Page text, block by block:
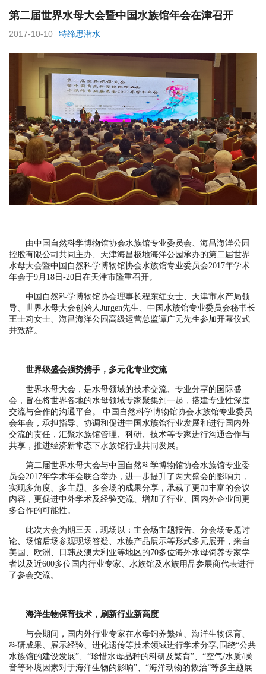
第二届世界水母大会暨中国水族馆年会在津召开
2017-10-10 特缔思潜水
由中国自然科学博物馆协会水族馆专业委员会、海昌海洋公园
控股有限公司共同主办、天津海昌极地海洋公园承办的第二届世界
水母大会暨中国自然科学博物馆协会水族馆专业委员会2017年学术
年会于9月18日-20日在天津市隆重召开。
中国自然科学博物馆协会理事长程东红女士、天津市水产局领
导、世界水母大会创始人Jurgen先生、中国水族馆专业委员会秘书长
王士莉女士、海昌海洋公园高级运营总监谭广元先生参加开幕仪式
并致辞。
世界级盛会强势携手，多元化专业交流
世界水母大会，是水母领域的技术交流、专业分享的国际盛
会，旨在将世界各地的水母领域专家聚集到一起，搭建专业性深度
交流与合作的沟通平台。 中国自然科学博物馆协会水族馆专业委员
会年会，承担指导、协调和促进中国水族馆行业发展和进行国内外
交流的责任，汇聚水族馆管理、科研、技术等专家进行沟通合作与
共享，推进经济新常态下水族馆行业共同发展。
第二届世界水母大会与中国自然科学博物馆协会水族馆专业委
员会2017年学术年会联合举办，进一步提升了两大盛会的影响力，
实现多角度、多主题、多会场的成果分享，承载了更加丰富的会议
内容，更促进中外学术及经验交流、增加了行业、国内外企业间更
多合作的可能性。
此次大会为期三天，现场以：主会场主题报告、分会场专题讨
论、场馆后场参观现场答疑、水族产品展示等形式多元展开，来自
美国、欧洲、日韩及澳大利亚等地区的70多位海外水母饲养专家学
者以及近600多位国内行业专家、水族馆及水族用品参展商代表进行
了参会交流。
海洋生物保育技术，刷新行业新高度
与会期间，国内外行业专家在水母饲养繁殖、海洋生物保育、
科研成果、展示经验、进化遗传等技术领域进行学术分享,围绕“公共
水族馆的建设发展”、“珍惜水母品种的科研及繁育”、“空气/水质/噪
音等环境因素对于海洋生物的影响”、“海洋动物的救治”等多主题展